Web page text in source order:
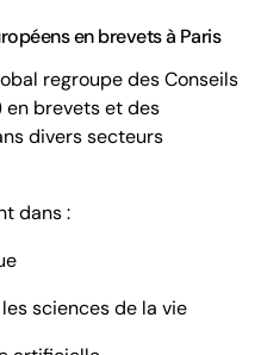
en brevets à Paris
regroupe des Conseils
en brevets et des
divers secteurs
dans :
sciences de la vie